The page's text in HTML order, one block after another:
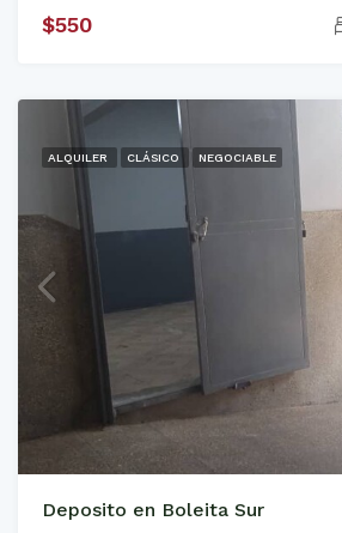
$550
ALQUILER CLÁSICO NEGOCIABLE
Deposito en Boleita Sur